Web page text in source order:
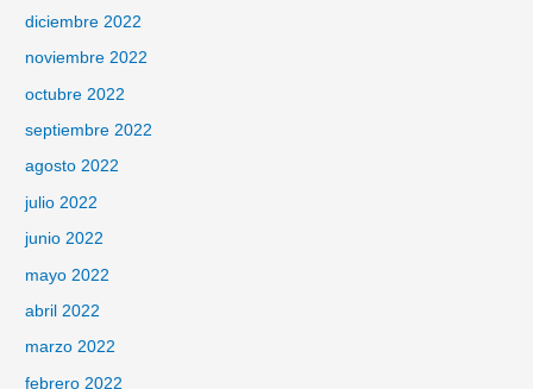
diciembre 2022
noviembre 2022
octubre 2022
septiembre 2022
agosto 2022
julio 2022
junio 2022
mayo 2022
abril 2022
marzo 2022
febrero 2022